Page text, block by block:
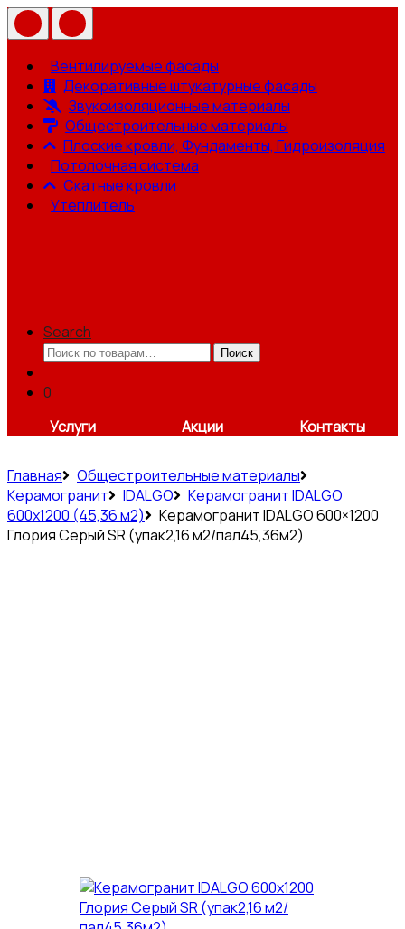
Вентилируемые фасады
Декоративные штукатурные фасады
Звукоизоляционные материалы
Общестроительные материалы
Плоские кровли, Фундаменты, Гидроизоляция
Потолочная система
Скатные кровли
Утеплитель
Search
Искать:
Поиск
0
Услуги
Акции Контакты
Главная
Общестроительные материалы
Керамогранит
IDALGO
Керамогранит IDALGO
600x1200 (45,36 м2)
Керамогранит IDALGO 600×1200
Глория Серый SR (упак2,16 м2/пал45,36м2)